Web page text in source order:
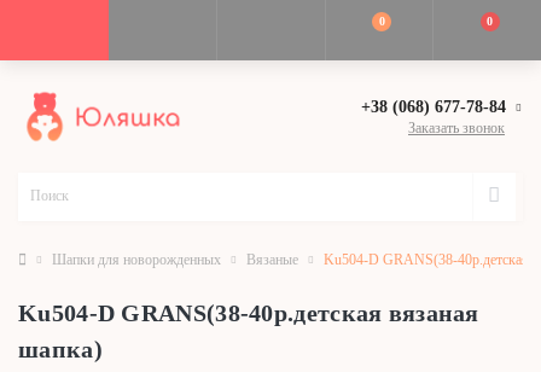
0 0
+38 (068) 677-78-84
Заказать звонок
Шапки для новорожденных Вязаные Ku504-D GRANS(38-40р.детская
Ku504-D GRANS(38-40р.детская вязаная
шапка)